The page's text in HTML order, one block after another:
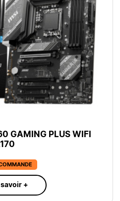
GAMING PLUS WIFI
savoir +